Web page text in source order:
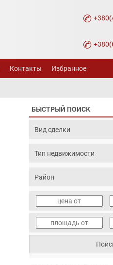
Контакты Избранное
БЫСТРЫЙ ПОИСК